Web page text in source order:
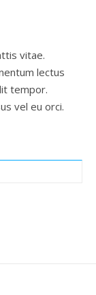
vitae.
lectus
tempor.
vel eu orci.